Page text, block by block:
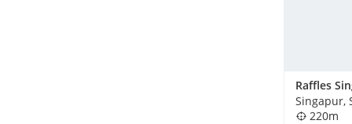
Raffles
Singapur,
220m